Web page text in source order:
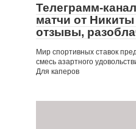
Телеграмм-
матчи от
отзывы,
Мир спортивных ставок
смесь азартного
Для каперов